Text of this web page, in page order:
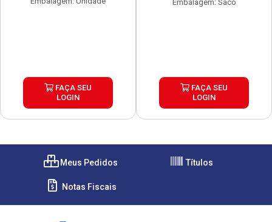
FAÇA SEU
LOGIN
Embalagem: Saco
FAÇA SEU
LOGIN
Meus Pedidos Títulos
Notas Fiscais